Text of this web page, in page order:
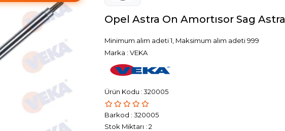
Opel Astra On Amortısor Sag Astra
Minimum alım adeti 1, Maksimum alım adeti 999
Marka : VEKA
320005
Barkod : 320005
Stok Miktarı : 2